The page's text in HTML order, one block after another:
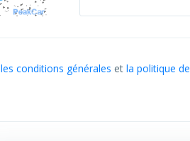
les conditions générales et la politique de